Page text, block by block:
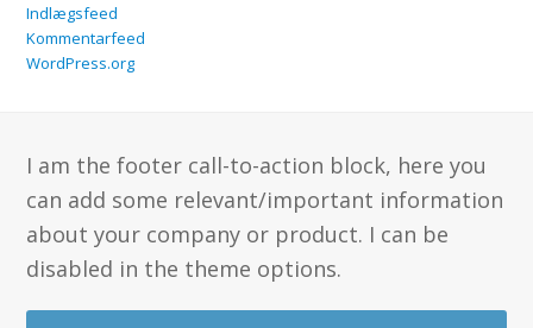
Indlægsfeed
Kommentarfeed
WordPress.org
I am the footer call-to-action block, here you
can add some relevant/important information
about your company or product. I can be
disabled in the theme options.